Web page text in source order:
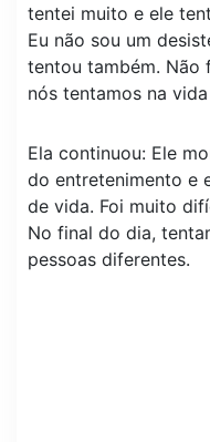
tentei muito e ele
Eu não sou um
tentou também. Não
nós tentamos na
Ela continuou: Ele
do entretenimento e
de vida. Foi muito
No final do dia,
pessoas diferentes.